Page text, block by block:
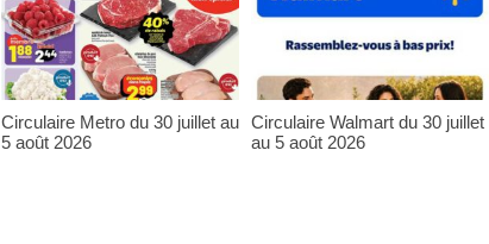
Circulaire Metro du 30 juillet au
5 août 2026
Circulaire Walmart du 30 juillet
au 5 août 2026